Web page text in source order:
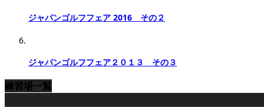
ジャパンゴルフフェア 2016 その２
ジャパンゴルフフェア２０１３ その３
練習場一覧